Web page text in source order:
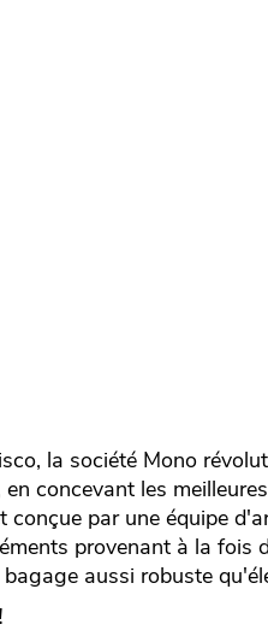
la société Mono
concevant les
conçue par une équipe
provenant à la fois
aussi robuste